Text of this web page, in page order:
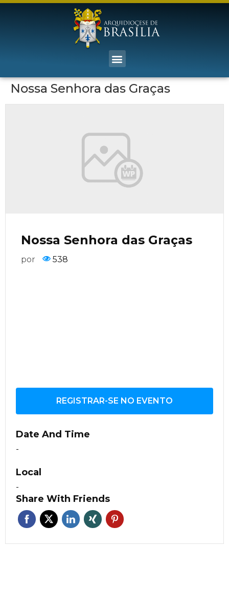
Nossa Senhora das Graças
Nossa Senhora das Graças
por 538
REGISTRAR-SE NO EVENTO
Date And Time
-
Local
-
Share With Friends